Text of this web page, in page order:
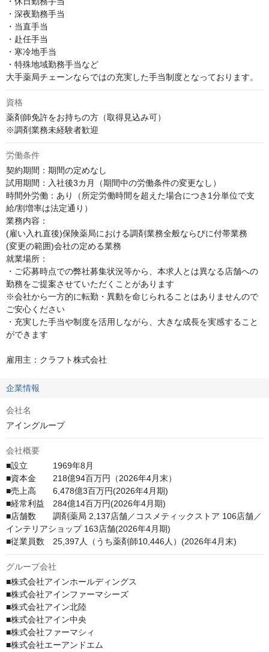
・深夜勤務手当
・当直手当
・赴任手当
・寒冷地手当
・特殊地域勤務手当など
大手薬局チェーンならではの充実した手当制度となっております。
資格
薬剤師免許をお持ちの方（取得見込み可）
※調剤業務未経験者歓迎
労働条件
契約期間：期間の定めなし
試用期間：入社後3カ月（期間中の労働条件の変更なし）
時間外労働：あり（所定労働時間を超えた場合につき1分単位で支
給/割増率は法定通り）
業務内容：
(雇い入れ直後)保険薬局における調剤業務全般ならびに付帯業務
(変更の範囲)会社の定める業務
就業場所：
・ご応募時点での弊社募集状況等から、本求人とは異なる店舗への
勤務をご提案させていただくことがあります
※会社から一方的に転勤・異動を命じられることはありませんので
ご安心ください
・充実した手当や制度を活用しながら、大きな成長を実感すること
ができます
雇用主：クラフト株式会社
企業情報
会社名
アイングループ
会社概要
■設立　　　1969年8月
■資本金　　218億94百万円（2026年4月末）
■売上高　　6,478億3百万円(2026年4月期)
■経常利益　284億14百万円(2026年4月期)
■店舗数　　調剤薬局 2,137店舗／コスメティックストア 106店舗／
インテリアショップ 163店舗(2026年4月期)
■従業員数　25,397人（うち薬剤師10,446人）(2026年4月末)
グループ会社
■株式会社アインホールディングス
■株式会社アインファーマシーズ
■株式会社アイン北陸
■株式会社アイン中央
■株式会社ファーマシィ
■株式会社エーアンドエム